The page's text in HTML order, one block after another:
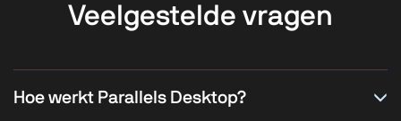
Veelgestelde vragen
Hoe werkt Parallels Desktop?